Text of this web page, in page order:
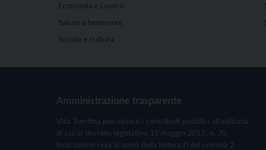
Economia e Lavoro
Salute e benessere
Scuola e cultura
Amministrazione trasparente
Vita Trentina percepisce i contributi pubblici all'editoria
di cui al decreto legislativo 15 maggio 2017, n. 70.
Indicazione resa ai sensi della lettera f) del comma 2